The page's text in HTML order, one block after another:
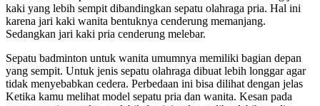
kaki yang lebih sempit dibandingkan sepatu olahraga pria. Hal ini
karena jari kaki wanita bentuknya cenderung memanjang.
Sedangkan jari kaki pria cenderung melebar.
Sepatu badminton untuk wanita umumnya memiliki bagian depan
yang sempit. Untuk jenis sepatu olahraga dibuat lebih longgar agar
tidak menyebabkan cedera. Perbedaan ini bisa dilihat dengan jelas
Ketika kamu melihat model sepatu pria dan wanita. Kesan pada